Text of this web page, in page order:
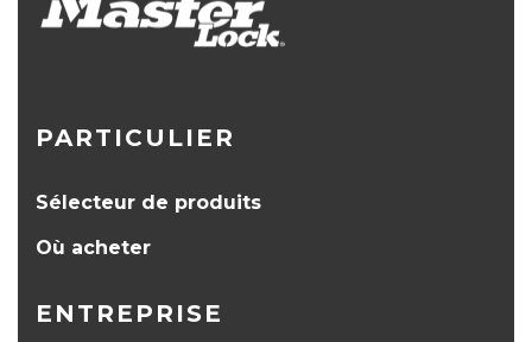
PARTICULIER
Sélecteur de produits
Où acheter
ENTREPRISE